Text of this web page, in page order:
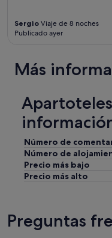
Sergio Viaje de 8 noches
Publicado ayer
Más
Número de
Número de
Precio más bajo
Precio más alto
Preguntas